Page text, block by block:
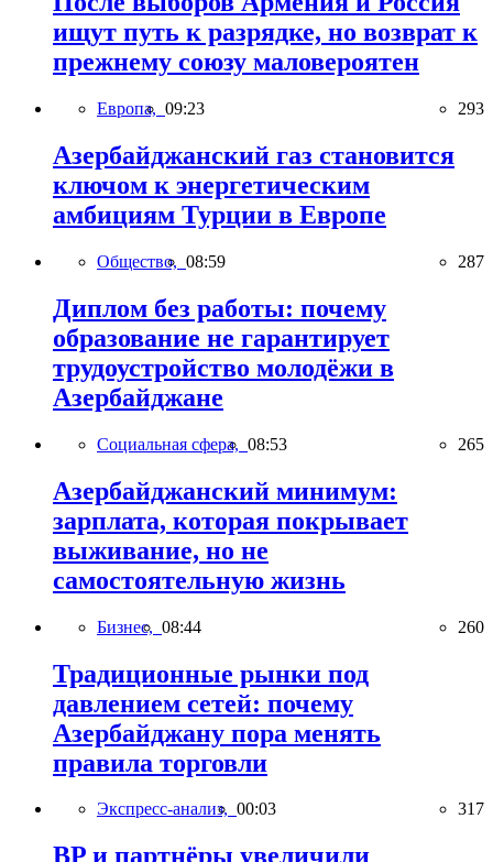
ищут путь к разрядке, но возврат к
прежнему союзу маловероятен
Европа, 09:23 293
Азербайджанский газ становится
ключом к энергетическим
амбициям Турции в Европе
Общество, 08:59 287
Диплом без работы: почему
образование не гарантирует
трудоустройство молодёжи в
Азербайджане
Социальная сфера, 08:53 265
Азербайджанский минимум:
зарплата, которая покрывает
выживание, но не
самостоятельную жизнь
Бизнес, 08:44 260
Традиционные рынки под
давлением сетей: почему
Азербайджану пора менять
правила торговли
Экспресс-анализ, 00:03 317
BP и партнёры увеличили